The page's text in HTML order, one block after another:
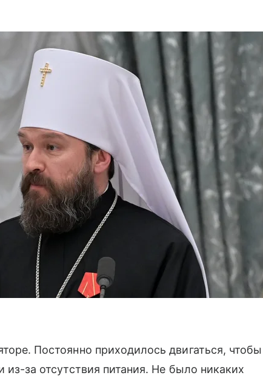
Постоянно приходилось двигаться, чтобы
за отсутствия питания. Не было никаких